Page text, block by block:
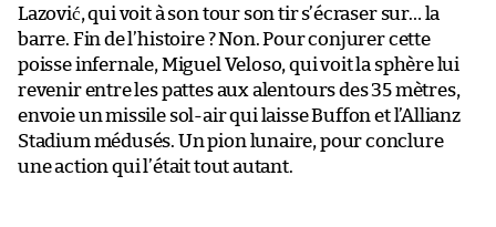
Lazović, qui voit à son tour son tir s’écraser sur… la
barre. Fin de l’histoire ? Non. Pour conjurer cette
poisse infernale, Miguel Veloso, qui voit la sphère lui
revenir entre les pattes aux alentours des 35 mètres,
envoie un missile sol-air qui laisse Buffon et l’Allianz
Stadium médusés. Un pion lunaire, pour conclure
une action qui l’était tout autant.